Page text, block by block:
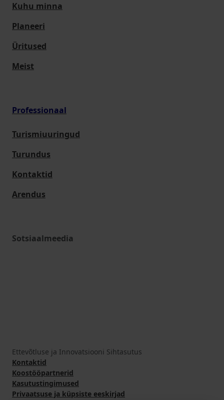
Kuhu minna
Planeeri
Üritused
Meist
Professionaal
Turismiuuringud
Turundus
Kontaktid
Arendus
Sotsiaalmeedia
Ettevõtluse ja Innovatsiooni Sihtasutus
Kontaktid
Koostööpartnerid
Kasutustingimused
Privaatsuse ja küpsiste eeskirjad